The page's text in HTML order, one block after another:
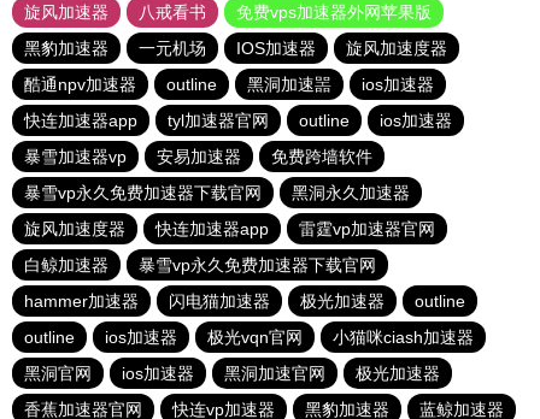
旋风加速器
八戒看书
免费vps加速器外网苹果版
黑豹加速器
一元机场 IOS加速器
旋风加速度器
酷通npv加速器
outline 黑洞加速噐
ios加速器
快连加速器app
tyl加速器官网 outline
ios加速器
暴雪加速器vp
安易加速器
免费跨墙软件
暴雪vp永久免费加速器下载官网
黑洞永久加速器
旋风加速度器
快连加速器app
雷霆vp加速器官网
白鲸加速器
暴雪vp永久免费加速器下载官网
hammer加速器
闪电猫加速器 极光加速器
outline
outline
ios加速器 极光vqn官网
小猫咪ciash加速器
黑洞官网
ios加速器 黑洞加速官网
极光加速器
香蕉加速器官网
快连vp加速器 黑豹加速器 蓝鲸加速器